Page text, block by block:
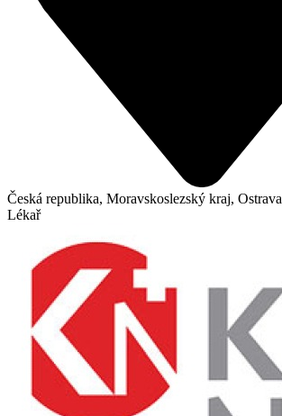
Česká republika, Moravskoslezský kraj, Ostrava
Lékař